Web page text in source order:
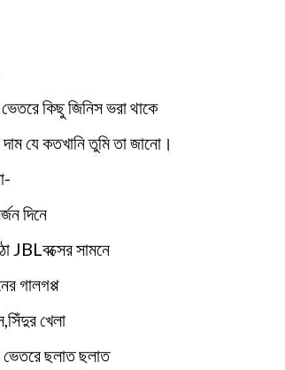
কিছু জিনিস ভরা থাকে
যে কতখানি তুমি তা জানো।
দিনে
JBLবক্সের সামনে
গালগপ্প
খেলা
ছলাত ছলাত